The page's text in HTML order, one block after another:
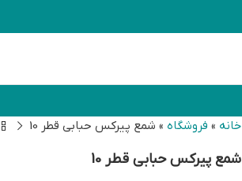
خانه » فروشگاه » شمع پیرکس حبابی قطر 10
شمع پیرکس حبابی قطر 10